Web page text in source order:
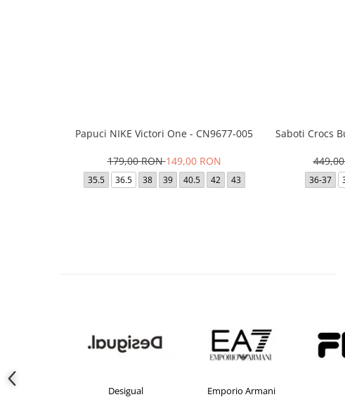
Papuci NIKE Victori One - CN9677-005
179,00 RON149,00 RON
35.5 36.5 38 39 40.5 42 43
Saboti Crocs
36-37
Desigual Emporio Armani